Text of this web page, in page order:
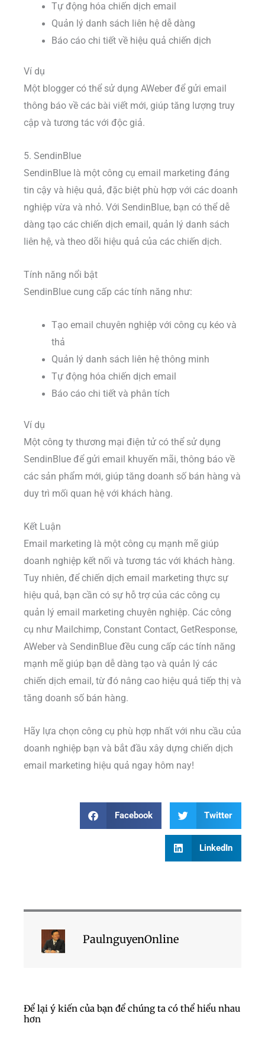
Tự động hóa chiến dịch email
Quản lý danh sách liên hệ dễ dàng
Báo cáo chi tiết về hiệu quả chiến dịch
Ví dụ
Một blogger có thể sử dụng AWeber để gửi email
thông báo về các bài viết mới, giúp tăng lượng truy
cập và tương tác với độc giả.
5. SendinBlue
SendinBlue là một công cụ email marketing đáng
tin cậy và hiệu quả, đặc biệt phù hợp với các doanh
nghiệp vừa và nhỏ. Với SendinBlue, bạn có thể dễ
dàng tạo các chiến dịch email, quản lý danh sách
liên hệ, và theo dõi hiệu quả của các chiến dịch.
Tính năng nổi bật
SendinBlue cung cấp các tính năng như:
Tạo email chuyên nghiệp với công cụ kéo và
thả
Quản lý danh sách liên hệ thông minh
Tự động hóa chiến dịch email
Báo cáo chi tiết và phân tích
Ví dụ
Một công ty thương mại điện tử có thể sử dụng
SendinBlue để gửi email khuyến mãi, thông báo về
các sản phẩm mới, giúp tăng doanh số bán hàng và
duy trì mối quan hệ với khách hàng.
Kết Luận
Email marketing là một công cụ mạnh mẽ giúp
doanh nghiệp kết nối và tương tác với khách hàng.
Tuy nhiên, để chiến dịch email marketing thực sự
hiệu quả, bạn cần có sự hỗ trợ của các công cụ
quản lý email marketing chuyên nghiệp. Các công
cụ như Mailchimp, Constant Contact, GetResponse,
AWeber và SendinBlue đều cung cấp các tính năng
mạnh mẽ giúp bạn dễ dàng tạo và quản lý các
chiến dịch email, từ đó nâng cao hiệu quả tiếp thị và
tăng doanh số bán hàng.
Hãy lựa chọn công cụ phù hợp nhất với nhu cầu của
doanh nghiệp bạn và bắt đầu xây dựng chiến dịch
email marketing hiệu quả ngay hôm nay!
Facebook Twitter
LinkedIn
PaulnguyenOnline
Để lại ý kiến của bạn để chúng ta có thể hiểu nhau
hơn